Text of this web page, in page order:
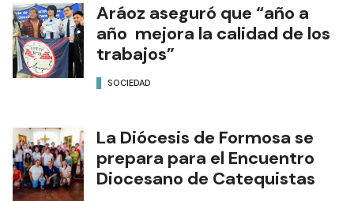
Aráoz aseguró que “año a
año mejora la calidad de los
trabajos”
SOCIEDAD
La Diócesis de Formosa se
prepara para el Encuentro
Diocesano de Catequistas